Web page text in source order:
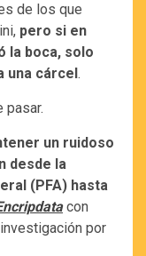
de los que
pero si en
la boca, solo
una cárcel.
pasar.
un ruidoso
desde la
(PFA) hasta
con
por